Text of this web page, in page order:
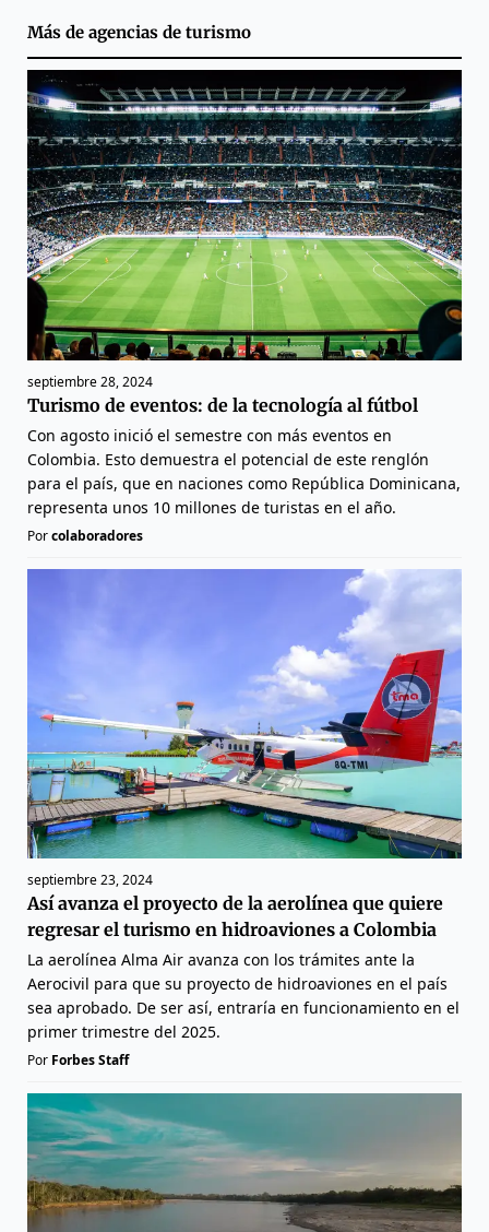
Más de agencias de turismo
septiembre 28, 2024
Turismo de eventos: de la tecnología al fútbol
Con agosto inició el semestre con más eventos en
Colombia. Esto demuestra el potencial de este renglón
para el país, que en naciones como República Dominicana,
representa unos 10 millones de turistas en el año.
Porcolaboradores
septiembre 23, 2024
Así avanza el proyecto de la aerolínea que quiere
regresar el turismo en hidroaviones a Colombia
La aerolínea Alma Air avanza con los trámites ante la
Aerocivil para que su proyecto de hidroaviones en el país
sea aprobado. De ser así, entraría en funcionamiento en el
primer trimestre del 2025.
Por Forbes Staff